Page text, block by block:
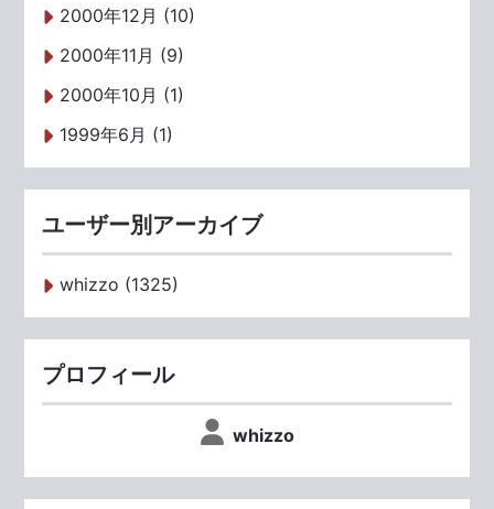
2000年12月 (10)
2000年11月 (9)
2000年10月 (1)
1999年6月 (1)
ユーザー別アーカイブ
whizzo (1325)
プロフィール
whizzo